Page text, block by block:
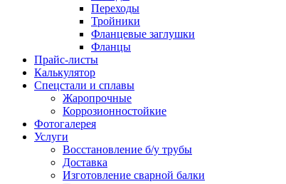
Переходы
Тройники
Фланцевые заглушки
Фланцы
Прайс-листы
Калькулятор
Спецстали и сплавы
Жаропрочные
Коррозионностойкие
Фотогалерея
Услуги
Восстановление б/у трубы
Доставка
Изготовление сварной балки